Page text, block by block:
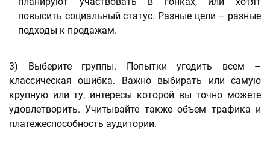
повысить социальный статус. Разные цели – разные
подходы к продажам.
3) Выберите группы. Попытки угодить всем –
классическая ошибка. Важно выбирать или самую
крупную или ту, интересы которой вы точно можете
удовлетворить. Учитывайте также объем трафика и
платежеспособность аудитории.